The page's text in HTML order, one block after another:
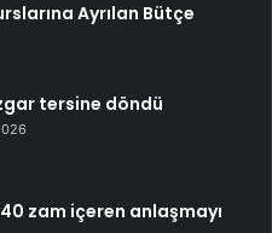
Ayrılan Bütçe
tersine döndü
zam içeren anlaşmayı